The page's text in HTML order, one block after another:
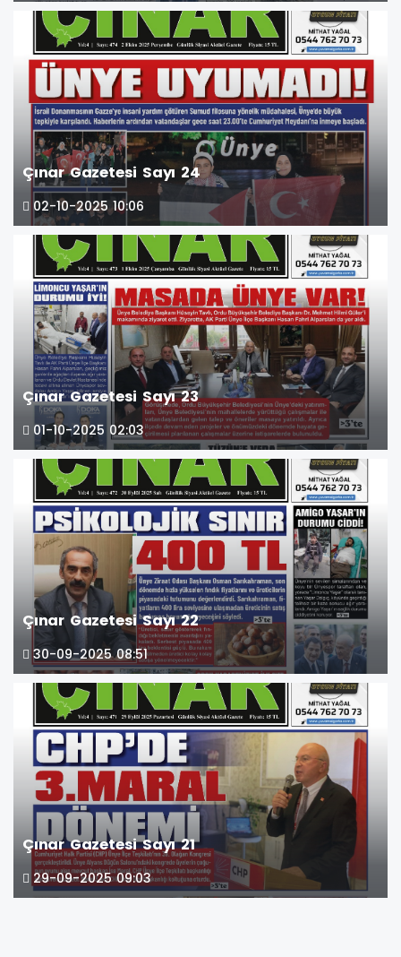
Çınar Gazetesi Sayı 24
02-10-2025 10:06
Çınar Gazetesi Sayı 23
01-10-2025 02:03
Çınar Gazetesi Sayı 22
30-09-2025 08:51
Çınar Gazetesi Sayı 21
29-09-2025 09:03